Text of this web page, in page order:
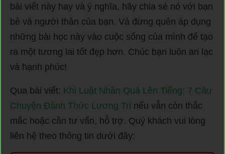
bài viết này hay và ý nghĩa, hãy chia sẻ nó với bạn
bè và người thân của bạn. Và đừng quên áp dụng
những bài học này vào cuộc sống của mình để tạo
ra một tương lai tốt đẹp hơn. Chúc bạn luôn an lạc
và hạnh phúc!
Qua bài viết: Khi Luật Nhân Quả Lên Tiếng: 7 Câu
Chuyện Đánh Thức Lương Tri nếu vẫn còn thắc
mắc hoặc cần tư vấn, hỗ trợ. Quý khách vui lòng
liên hệ theo thông tin dưới đây: